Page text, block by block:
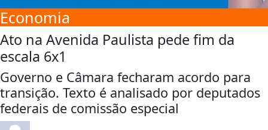
Economia
Ato na Avenida Paulista pede fim da
escala 6x1
Governo e Câmara fecharam acordo para
transição. Texto é analisado por deputados
federais de comissão especial